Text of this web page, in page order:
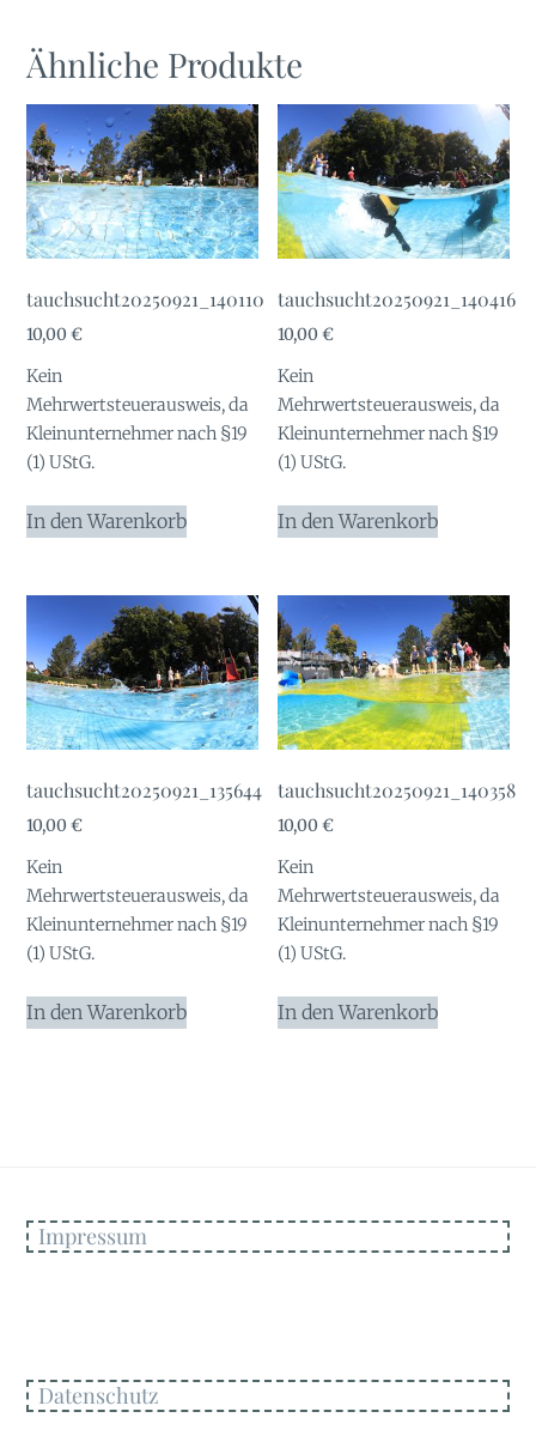
Ähnliche Produkte
tauchsucht20250921_140110
10,00€
Kein
Mehrwertsteuerausweis, da
Kleinunternehmer nach §19
(1) UStG.
In den Warenkorb
tauchsucht20250921_140416
10,00€
Kein
Mehrwertsteuerausweis, da
Kleinunternehmer nach §19
(1) UStG.
In den Warenkorb
tauchsucht20250921_135644
10,00€
Kein
Mehrwertsteuerausweis, da
Kleinunternehmer nach §19
(1) UStG.
In den Warenkorb
tauchsucht20250921_140358
10,00€
Kein
Mehrwertsteuerausweis, da
Kleinunternehmer nach §19
(1) UStG.
In den Warenkorb
Impressum
Datenschutz